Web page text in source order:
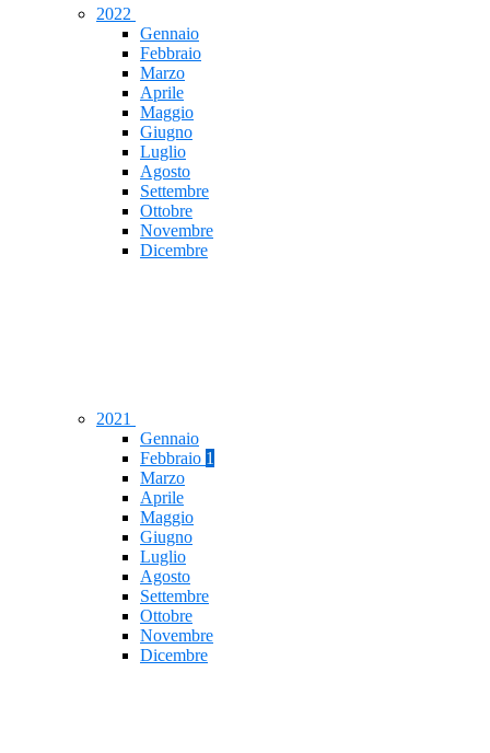
2022
Gennaio
Febbraio
Marzo
Aprile
Maggio
Giugno
Luglio
Agosto
Settembre
Ottobre
Novembre
Dicembre
2021
Gennaio
Febbraio 1
Marzo
Aprile
Maggio
Giugno
Luglio
Agosto
Settembre
Ottobre
Novembre
Dicembre